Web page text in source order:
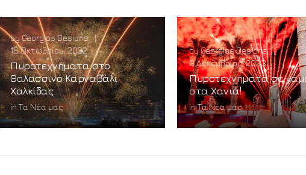
byGeorgios Desipris |
15 Οκτωβρίου, 2022
Πυροτεχνήματα στο
Θαλασσινό Καρναβάλι
Χαλκίδας
inΤα Νέα μας
byGeorgios Desipris |
3 Δεκεμβρίου, 2023
Πυροτεχνήματα σε
στα Χανιά!
inΤα Νέα μας